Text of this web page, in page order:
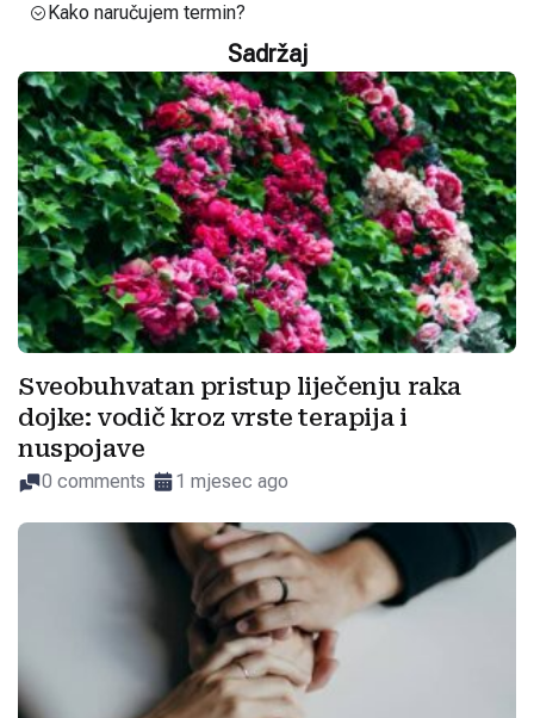
Kako naručujem termin?
Sadržaj
Sveobuhvatan pristup liječenju raka
dojke: vodič kroz vrste terapija i
nuspojave
0 comments 1 mjesec ago